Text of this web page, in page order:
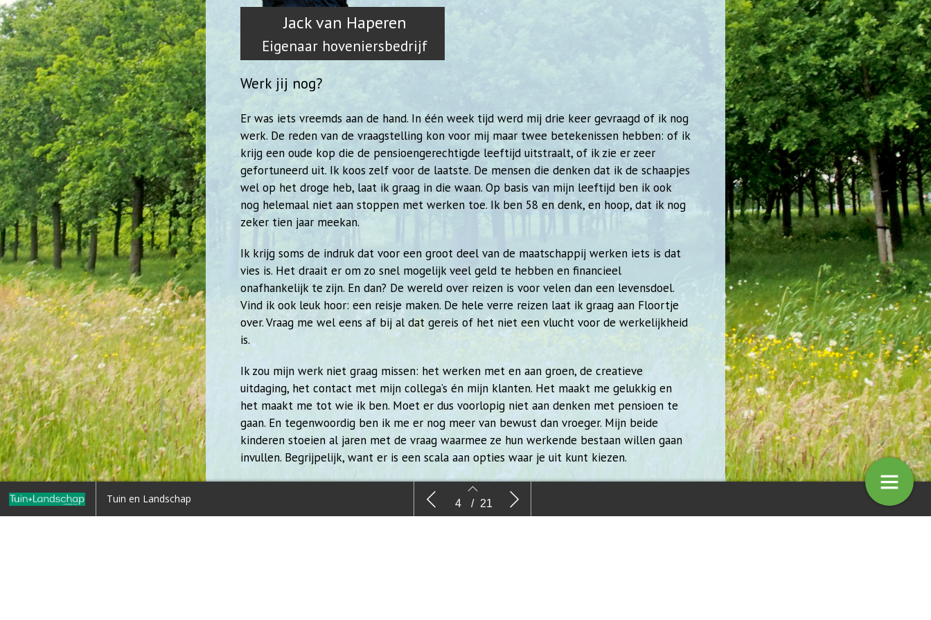
Commentaar: Winst
Column: Jack van Haperen – Werk jij
Perovskia Nieuwe cultivars scoren
Tuin en Landschap 4 / 21
Jack van Haperen
Eigenaar hoveniersbedrijf
Werk jij nog?
Er was iets vreemds aan de hand. In één week tijd werd mij drie keer gevraagd of ik nog
werk. De reden van de vraagstelling kon voor mij maar twee betekenissen hebben: of ik
krijg een oude kop die de pensioengerechtigde leeftijd uitstraalt, of ik zie er zeer
gefortuneerd uit. Ik koos zelf voor de laatste. De mensen die denken dat ik de schaapjes
wel op het droge heb, laat ik graag in die waan. Op basis van mijn leeftijd ben ik ook
nog helemaal niet aan stoppen met werken toe. Ik ben 58 en denk, en hoop, dat ik nog
zeker tien jaar meekan.
Ik krijg soms de indruk dat voor een groot deel van de maatschappij werken iets is dat
vies is. Het draait er om zo snel mogelijk veel geld te hebben en financieel
onafhankelijk te zijn. En dan? De wereld over reizen is voor velen dan een levensdoel.
Vind ik ook leuk hoor: een reisje maken. De hele verre reizen laat ik graag aan Floortje
over. Vraag me wel eens af bij al dat gereis of het niet een vlucht voor de werkelijkheid
is.
Ik zou mijn werk niet graag missen: het werken met en aan groen, de creatieve
uitdaging, het contact met mijn collega’s én mijn klanten. Het maakt me gelukkig en
het maakt me tot wie ik ben. Moet er dus voorlopig niet aan denken met pensioen te
gaan. En tegenwoordig ben ik me er nog meer van bewust dan vroeger. Mijn beide
kinderen stoeien al jaren met de vraag waarmee ze hun werkende bestaan willen gaan
invullen. Begrijpelijk, want er is een scala aan opties waar je uit kunt kiezen.
Het is dus een zegen als je het gevoel hebt het juiste beroep te hebben gekozen.